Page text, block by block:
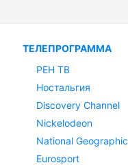
ТЕЛЕПРОГРАММА
РЕН ТВ
Ностальгия
Discovery Channel
Nickelodeon
National Geographic
Eurosport